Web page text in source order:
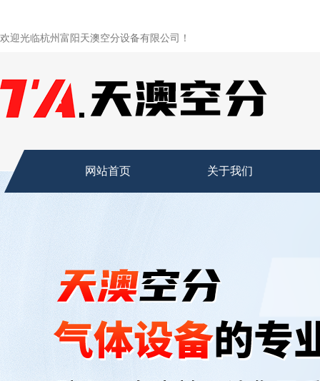
欢迎光临杭州富阳天澳空分设备有限公司！
网站首页 关于我们